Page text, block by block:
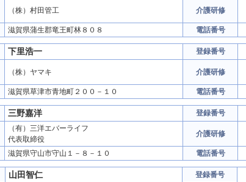
（株）村田管工 介護研修
滋賀県蒲生郡竜王町林８０８ 電話番号
下里浩一 登録番号
（株）ヤマキ 介護研修
滋賀県草津市青地町２００－１０ 電話番号
三野嘉洋 登録番号
（有）三洋エバーライフ
代表取締役
介護研修
滋賀県守山市守山１－８－１０ 電話番号
山田智仁 登録番号